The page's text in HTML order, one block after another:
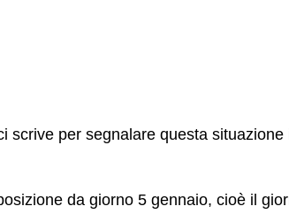
scrive per segnalare questa
da giorno 5 gennaio, cioè il